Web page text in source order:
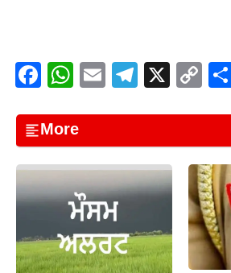
F
c
e
b
o
o
k
W
at
s
A
p
p
E T
gr
a
m
X C
y
Li
n
k
More